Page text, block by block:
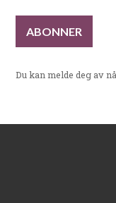
Du kan melde deg av